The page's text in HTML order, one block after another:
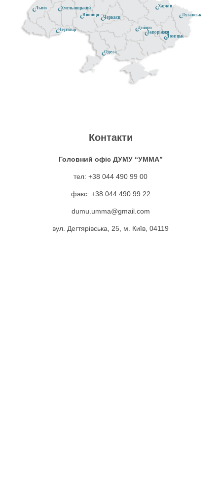
Донецьк
Черкаси
Чернівці
Луганськ
Хмельницький
Дніпро
Одеса
Вінниця
Запоріжжя
Львів Харків
Контакти
Головний офіс ДУМУ “УММА”
тел: +38 044 490 99 00
факс: +38 044 490 99 22
dumu.umma@gmail.com
вул. Дегтярівська, 25, м. Київ, 04119